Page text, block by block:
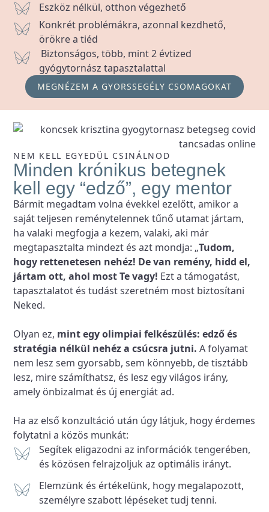
Eszköz nélkül, otthon végezhető
Konkrét problémákra, azonnal kezdhető,
örökre a tiéd
Biztonságos, több, mint 2 évtized
gyógytornász tapasztalattal
MEGNÉZEM A GYORSSEGÉLY CSOMAGOKAT
NEM KELL EGYEDÜL CSINÁLNOD
Minden krónikus betegnek
kell egy “edző”, egy mentor
Bármit megadtam volna évekkel ezelőtt, amikor a
saját teljesen reménytelennek tűnő utamat jártam,
ha valaki megfogja a kezem, valaki, aki már
megtapasztalta mindezt és azt mondja: „Tudom,
hogy rettenetesen nehéz! De van remény, hidd el,
jártam ott, ahol most Te vagy! Ezt a támogatást,
tapasztalatot és tudást szeretném most biztosítani
Neked.
Olyan ez, mint egy olimpiai felkészülés: edző és
stratégia nélkül nehéz a csúcsra jutni.A folyamat
nem lesz sem gyorsabb, sem könnyebb, de tisztább
lesz, mire számíthatsz, és lesz egy világos irány,
amely önbizalmat és új energiát ad.
Ha az első konzultáció után úgy látjuk, hogy érdemes
folytatni a közös munkát:
Segítek eligazodni az információk tengerében,
és közösen felrajzoljuk az optimális irányt.
Elemzünk és értékelünk, hogy megalapozott,
személyre szabott lépéseket tudj tenni.